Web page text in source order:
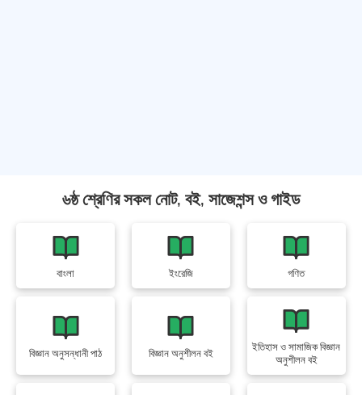
৬ষ্ঠ শ্রেণির সকল নোট, বই, সাজেশন্স ও গাইড
বাংলা ইংরেজি গণিত
বিজ্ঞান অনুসন্ধানী পাঠ বিজ্ঞান অনুশীলন বই
ইতিহাস ও সামাজিক বিজ্ঞান
অনুশীলন বই